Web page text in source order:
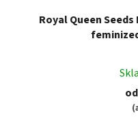
Royal Queen
od